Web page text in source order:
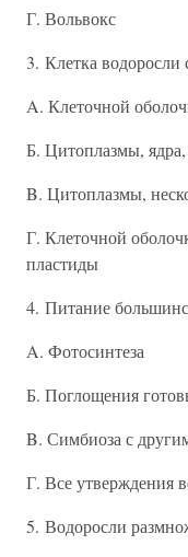
Г. Вольвокс
3. Клетка водоросли
A. Клеточной
Б. Цитоплазмы,
B. Цитоплазмы,
Г. Клеточной
пластиды
4. Питание
A. Фотосинтеза
Б. Поглощения
B. Симбиоза с
Г. Все утверждения
5. Водоросли